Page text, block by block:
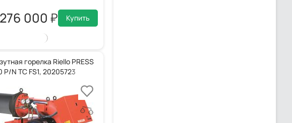
000 Купить
горелка Riello PRESS
P/N TC FS1, 20205723